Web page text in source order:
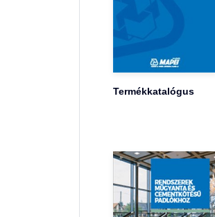
Termékkatalógus